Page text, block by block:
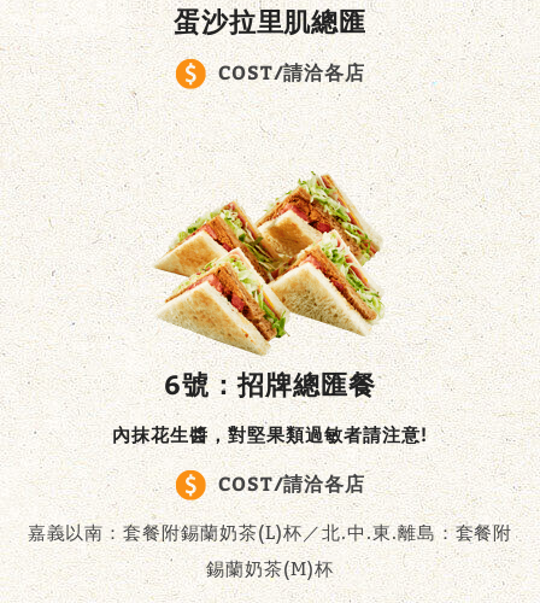
蛋沙拉里肌總匯
COST/請洽各店
6號：招牌總匯餐
內抹花生醬，對堅果類過敏者請注意!
COST/請洽各店
嘉義以南：套餐附錫蘭奶茶(L)杯／北.中.東.離島：套餐附
錫蘭奶茶(M)杯